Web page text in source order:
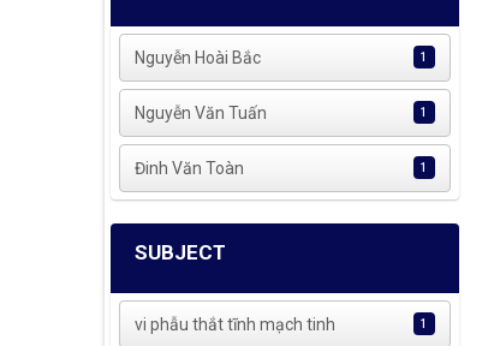
Nguyễn Hoài Bắc 1
Nguyễn Văn Tuấn 1
Đinh Văn Toàn 1
SUBJECT
vi phẫu thắt tĩnh mạch tinh 1